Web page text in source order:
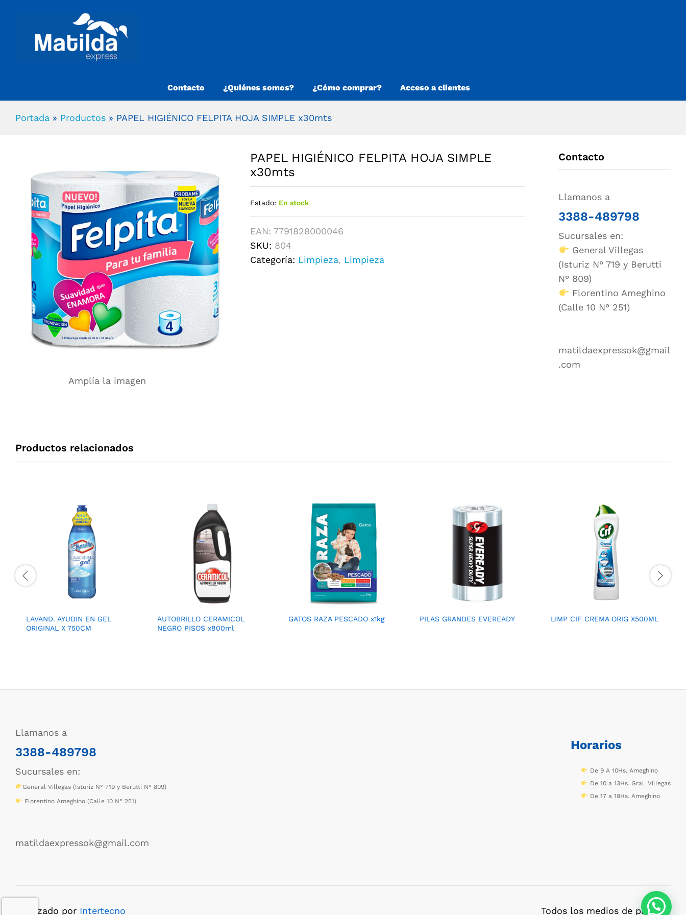
Contacto ¿Quiénes somos? ¿Cómo comprar? Acceso a clientes
Portada » Productos » PAPEL HIGIÉNICO FELPITA HOJA SIMPLE x30mts
Amplía la imagen
PAPEL HIGIÉNICO FELPITA HOJA SIMPLE
x30mts
Estado: En stock
EAN: 7791828000046
SKU: 804
Categoría: Limpieza, Limpieza
Contacto
Llamanos a
3388-489798
Sucursales en:
General Villegas
(Isturiz N° 719 y Berutti
N° 809)
Florentino Ameghino
(Calle 10 N° 251)
matildaexpressok@gmail
.com
Productos relacionados
LAVAND. AYUDIN EN GEL
ORIGINAL X 750CM
AUTOBRILLO CERAMICOL
NEGRO PISOS x800ml
GATOS RAZA PESCADO x1kg PILAS GRANDES EVEREADY LIMP CIF CREMA ORIG X500ML
Llamanos a
3388-489798
Sucursales en:
General Villegas (Isturiz N° 719 y Berutti N° 809)
Florentino Ameghino (Calle 10 N° 251)
matildaexpressok@gmail.com
Horarios
De 9 A 10Hs. Ameghino
De 10 a 13Hs. Gral. Villegas
De 17 a 18Hs. Ameghino
Realizado por Intertecno Todos los medios de pago